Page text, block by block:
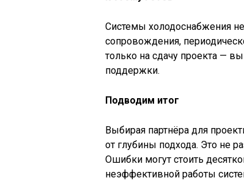
Системы холодоснабжения
сопровождения,
только на сдачу проекта —
поддержки.
Подводим итог
Выбирая партнёра для
от глубины подхода. Это не
Ошибки могут стоить
неэффективной работы